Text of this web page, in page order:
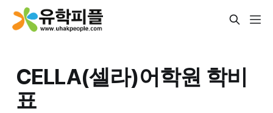
CELLA(셀라)어학원 학비
표